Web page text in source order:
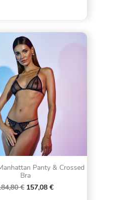
Panty & Crossed
Bra
€ 157,08 €